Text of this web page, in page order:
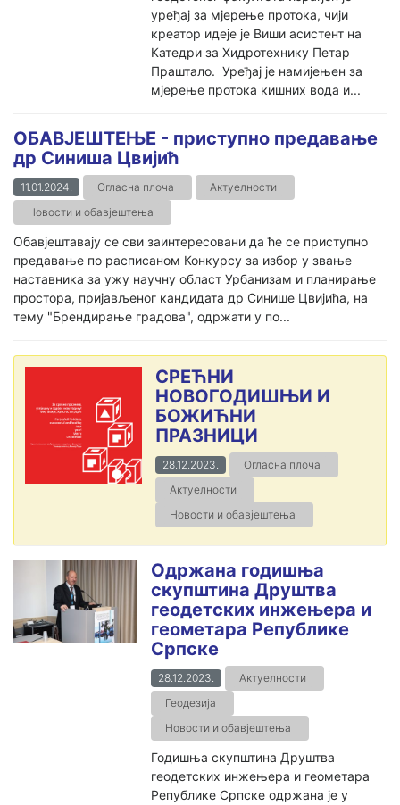
уређај за мјерење протока, чији
креатор идеје је Виши асистент на
Катедри за Хидротехнику Петар
Праштало. Уређај је намијењен за
мјерење протока кишних вода и...
ОБАВЈЕШТЕЊЕ - приступно предавање
др Синиша Цвијић
11.01.2024. Огласна плоча
Актуелности
Новости и обавјештења
Обавјештавају се сви заинтересовани да ће се приступно
предавање по расписаном Конкурсу за избор у звање
наставника за ужу научну област Урбанизам и планирање
простора, пријављеног кандидата др Синише Цвијића, на
тему "Брендирање градова", одржати у по...
СРЕЋНИ
НОВОГОДИШЊИ И
БОЖИЋНИ
ПРАЗНИЦИ
28.12.2023.
Огласна плоча
Актуелности
Новости и обавјештења
Одржана годишња
скупштина Друштва
геодетских инжењера и
геометара Републике
Српске
28.12.2023.
Актуелности
Геодезија
Новости и обавјештења
Годишња скупштина Друштва
геодетских инжењера и геометара
Републике Српске одржана је у